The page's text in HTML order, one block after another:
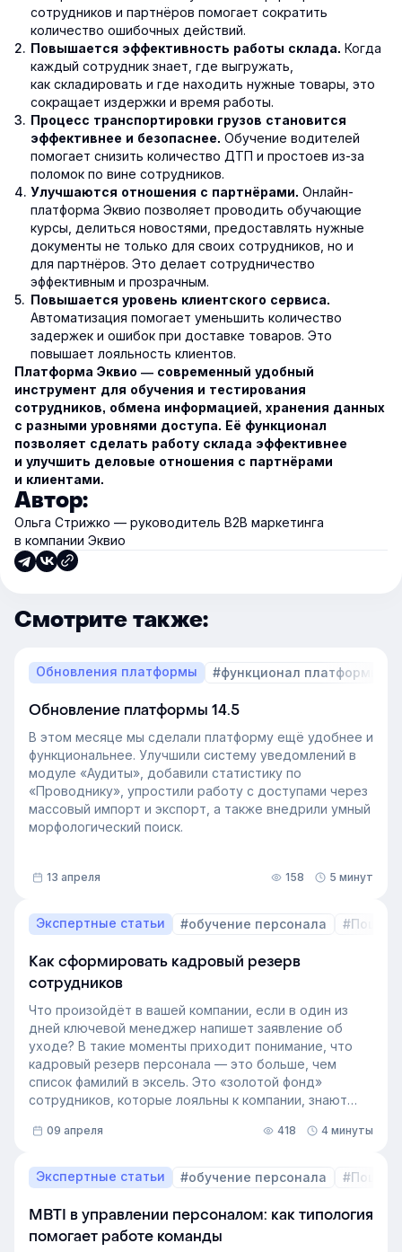
сотрудников и партнёров помогает сократить
количество ошибочных действий.
Повышается эффективность работы склада. Когда
каждый сотрудник знает, где выгружать,
как складировать и где находить нужные товары, это
сокращает издержки и время работы.
Процесс транспортировки грузов становится
эффективнее и безопаснее. Обучение водителей
помогает снизить количество ДТП и простоев из-за
поломок по вине сотрудников.
Улучшаются отношения с партнёрами. Онлайн-
платформа Эквио позволяет проводить обучающие
курсы, делиться новостями, предоставлять нужные
документы не только для своих сотрудников, но и
для партнёров. Это делает сотрудничество
эффективным и прозрачным.
Повышается уровень клиентского сервиса.
Автоматизация помогает уменьшить количество
задержек и ошибок при доставке товаров. Это
повышает лояльность клиентов.
Платформа Эквио — современный удобный
инструмент для обучения и тестирования
сотрудников, обмена информацией, хранения данных
с разными уровнями доступа. Её функционал
позволяет сделать работу склада эффективнее
и улучшить деловые отношения с партнёрами
и клиентами.
Автор:
Ольга Стрижко — руководитель В2В маркетинга
в компании Эквио
Смотрите также:
Обновления платформы #функционал платформы
Обновление платформы 14.5
В этом месяце мы сделали платформу ещё удобнее и
функциональнее. Улучшили систему уведомлений в
модуле «Аудиты», добавили статистику по
«Проводнику», упростили работу с доступами через
массовый импорт и экспорт, а также внедрили умный
морфологический поиск.
13 апреля 158 5 минут
Экспертные статьи #обучение персонала
Как сформировать кадровый резерв
сотрудников
Что произойдёт в вашей компании, если в один из
дней ключевой менеджер напишет заявление об
уходе? В такие моменты приходит понимание, что
кадровый резерв персонала — это больше, чем
список фамилий в эксель. Это «золотой фонд»
сотрудников, которые лояльны к компании, знают
освободившуюся должность. Не у каждой компании
вручную — трудоёмкая задача. Однако с приходом
автоматизации формирование кадрового запаса
перестало требовать большого ресурса. Теперь это
важный инструмент для любой компании, которая не
хочет зависеть от капризов рынка труда. В статье
09 апреля 418 4 минуты
Экспертные статьи #обучение персонала
MBTI в управлении персоналом: как типология
помогает работе команды